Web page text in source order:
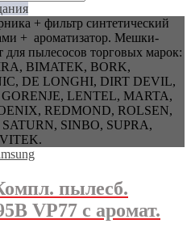
+ фильтр синтетический
+ ароматизатор. Мешки-
для пылесосов торговых марок:
BIMATEK, BORK,
DE LONGHI, DIRT DEVIL,
LENTEL, MARTA,
REDMOND, ROLSEN,
SINBO, SUPRA,
пылесб.
VP77 с аромат.